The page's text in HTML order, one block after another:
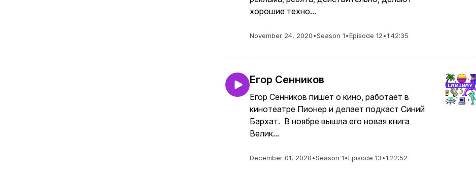
хорошие техно...
November 24, 2020•Season 1•Episode 12•1:42:35
Егор Сенников
Егор Сенников пишет о кино, работает в
кинотеатре Пионер и делает подкаст Синий
Бархат. В ноябре вышла его новая книга
Велик...
December 01, 2020•Season 1•Episode 13•1:22:52